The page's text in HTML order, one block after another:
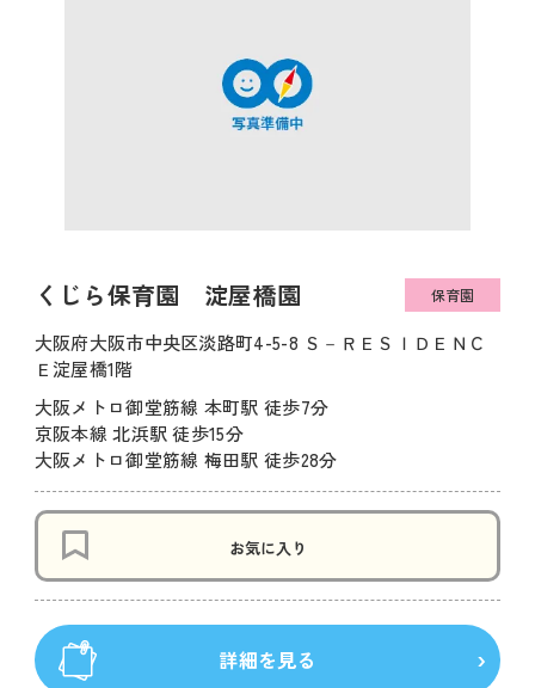
くじら保育園 淀屋橋園 保育園
大阪府大阪市中央区淡路町4-5-8 Ｓ－ＲＥＳＩＤＥＮＣ
Ｅ淀屋橋1階
大阪メトロ御堂筋線 本町駅 徒歩7分
京阪本線 北浜駅 徒歩15分
大阪メトロ御堂筋線 梅田駅 徒歩28分
お気に入り
詳細を見る